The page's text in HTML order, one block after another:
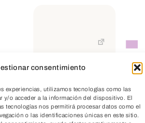
consentimiento
experiencias, utilizamos tecnologías como las
y/o acceder a la información del dispositivo. El
tecnologías nos permitirá procesar datos como el
o las identificaciones únicas en este sitio.
TeleEntradas